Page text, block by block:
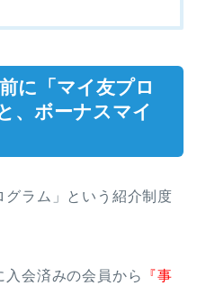
に「マイ友プロ
、ボーナスマイ
ラム」という紹介制度
会済みの会員から
『事